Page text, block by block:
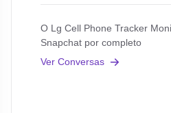
O Lg Cell Phone Tracker
Snapchat por completo
Ver Conversas